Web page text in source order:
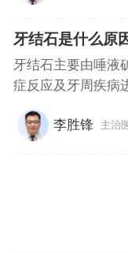
牙结石是什么原
牙结石主要由唾液
症反应及牙周疾病
李胜锋 主治